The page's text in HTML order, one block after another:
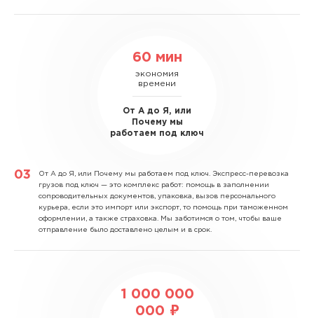
60 мин
экономия
времени
От А до Я, или
Почему мы
работаем под ключ
От А до Я, или Почему мы работаем под ключ. Экспресс-перевозка
грузов под ключ — это комплекс работ: помощь в заполнении
сопроводительных документов, упаковка, вызов персонального
курьера, если это импорт или экспорт, то помощь при таможенном
оформлении, а также страховка. Мы заботимся о том, чтобы ваше
отправление было доставлено целым и в срок.
1 000 000
000 ₽